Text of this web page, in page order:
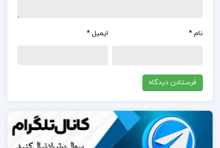
فهرست مطالب کتاب زبان تخصصی (رشته کامپیوتر)
UNIT 1 :
what is a computer
نام * ایمیل *